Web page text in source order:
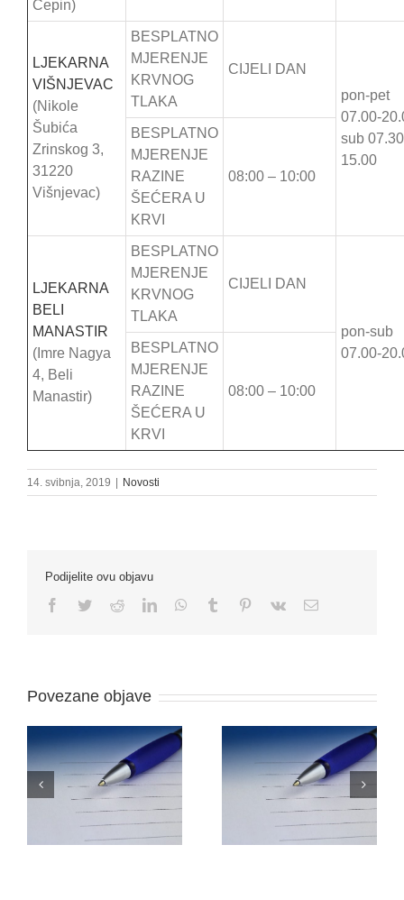
Čepin)
LJEKARNA
VIŠNJEVAC
(Nikole
Šubića
Zrinskog 3,
31220
Višnjevac)
BESPLATNO
MJERENJE
KRVNOG
TLAKA
CIJELI DAN
pon-pet
07.00-
sub
15.00
BESPLATNO
MJERENJE
RAZINE
ŠEĆERA U
KRVI
08:00 – 10:00
LJEKARNA
BELI
MANASTIR
(Imre Nagya
4, Beli
Manastir)
BESPLATNO
MJERENJE
KRVNOG
TLAKA
CIJELI DAN
pon-sub
07.00-
BESPLATNO
MJERENJE
RAZINE
ŠEĆERA U
KRVI
08:00 – 10:00
14. svibnja, 2019 Novosti
Podijelite ovu objavu
Facebook
TwitterRedditLinkedInWhatsApp
Tumblr Pinterest
Vk Email:
Povezane objave
ODLUKU O PRIJAMU
–
VOZAČ/DOSTAVLJAČ
NATJEČAJ ZA
RADNO MJESTO –
TEHNIČAR (M/Ž)